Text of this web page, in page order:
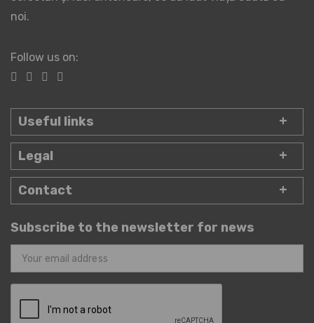
noi.
Follow us on:
Useful links
Legal
Contact
Subscribe to the newsletter for news